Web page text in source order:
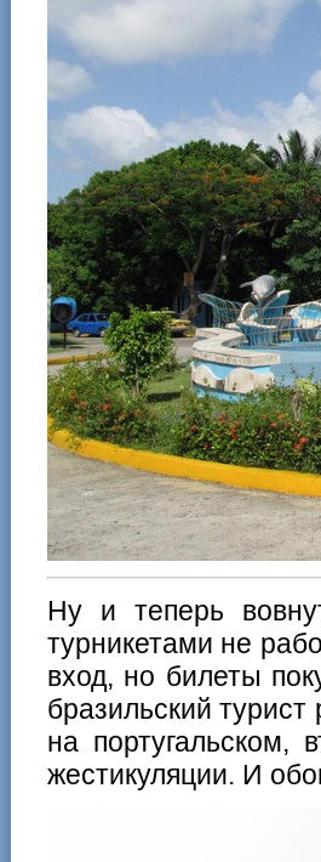
Ну и теперь
турникетами не
вход, но билеты
бразильский
на португальском,
жестикуляции. И